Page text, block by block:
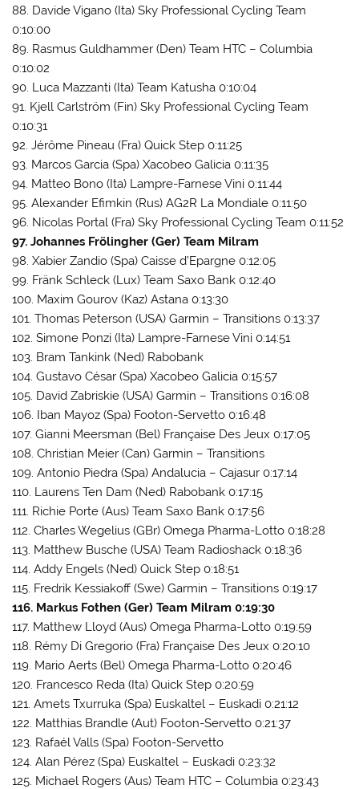
88. Davide Vigano (Ita) Sky Professional Cycling Team
0:10:00
89. Rasmus Guldhammer (Den) Team HTC – Columbia
0:10:02
90. Luca Mazzanti (Ita) Team Katusha 0:10:04
91. Kjell Carlström (Fin) Sky Professional Cycling Team
0:10:31
92. Jérôme Pineau (Fra) Quick Step 0:11:25
93. Marcos Garcia (Spa) Xacobeo Galicia 0:11:35
94. Matteo Bono (Ita) Lampre-Farnese Vini 0:11:44
95. Alexander Efimkin (Rus) AG2R La Mondiale 0:11:50
96. Nicolas Portal (Fra) Sky Professional Cycling Team 0:11:52
97. Johannes Frölingher (Ger) Team Milram
98. Xabier Zandio (Spa) Caisse d’Epargne 0:12:05
99. Fränk Schleck (Lux) Team Saxo Bank 0:12:40
100. Maxim Gourov (Kaz) Astana 0:13:30
101. Thomas Peterson (USA) Garmin – Transitions 0:13:37
102. Simone Ponzi (Ita) Lampre-Farnese Vini 0:14:51
103. Bram Tankink (Ned) Rabobank
104. Gustavo César (Spa) Xacobeo Galicia 0:15:57
105. David Zabriskie (USA) Garmin – Transitions 0:16:08
106. Iban Mayoz (Spa) Footon-Servetto 0:16:48
107. Gianni Meersman (Bel) Française Des Jeux 0:17:05
108. Christian Meier (Can) Garmin – Transitions
109. Antonio Piedra (Spa) Andalucia – Cajasur 0:17:14
110. Laurens Ten Dam (Ned) Rabobank 0:17:15
111. Richie Porte (Aus) Team Saxo Bank 0:17:56
112. Charles Wegelius (GBr) Omega Pharma-Lotto 0:18:28
113. Matthew Busche (USA) Team Radioshack 0:18:36
114. Addy Engels (Ned) Quick Step 0:18:51
115. Fredrik Kessiakoff (Swe) Garmin – Transitions 0:19:17
116. Markus Fothen (Ger) Team Milram 0:19:30
117. Matthew Lloyd (Aus) Omega Pharma-Lotto 0:19:59
118. Rémy Di Gregorio (Fra) Française Des Jeux 0:20:10
119. Mario Aerts (Bel) Omega Pharma-Lotto 0:20:46
120. Francesco Reda (Ita) Quick Step 0:20:59
121. Amets Txurruka (Spa) Euskaltel – Euskadi 0:21:12
122. Matthias Brandle (Aut) Footon-Servetto 0:21:37
123. Rafaél Valls (Spa) Footon-Servetto
124. Alan Pérez (Spa) Euskaltel – Euskadi 0:23:32
125. Michael Rogers (Aus) Team HTC – Columbia 0:23:43